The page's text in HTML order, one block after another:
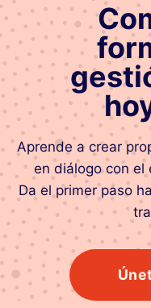
Aprende a crear
en diálogo con el
Da el primer paso